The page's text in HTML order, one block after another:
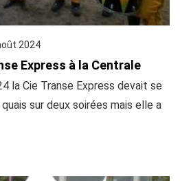
2024
Express à la Centrale
la Cie Transe Express devait se
sur deux soirées mais elle a